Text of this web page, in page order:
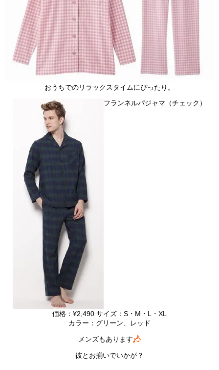
おうちでのリラックスタイムにぴったり。
フランネルパジャマ（チェック）
価格：¥2,490 サイズ：S・M・L・XL
カラー：グリーン、レッド
メンズもあります
彼とお揃いでいかが？